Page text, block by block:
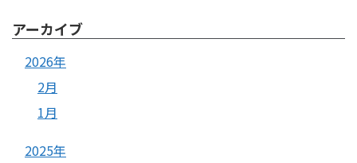
アーカイブ
2026年
2月
1月
2025年